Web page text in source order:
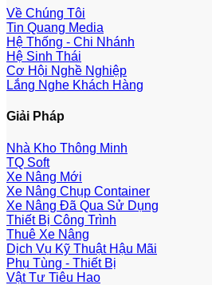
Về Chúng Tôi
Tin Quang Media
Hệ Thống - Chi Nhánh
Hệ Sinh Thái
Cơ Hội Nghề Nghiệp
Lắng Nghe Khách Hàng
Giải Pháp
Nhà Kho Thông Minh
TQ Soft
Xe Nâng Mới
Xe Nâng Chụp Container
Xe Nâng Đã Qua Sử Dụng
Thiết Bị Công Trình
Thuê Xe Nâng
Dịch Vụ Kỹ Thuật Hậu Mãi
Phụ Tùng - Thiết Bị
Vật Tư Tiêu Hao